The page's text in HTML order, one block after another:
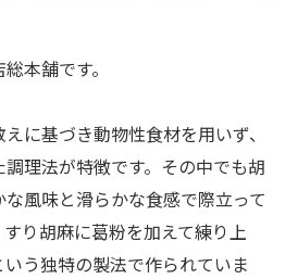
本舗です。
に基づき動物性食材を用いず、
理法が特徴です。その中でも胡
風味と滑らかな食感で際立って
り胡麻に葛粉を加えて練り上
う独特の製法で作られていま